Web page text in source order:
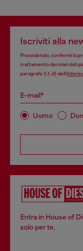
Iscriviti alla
Procedendo, confermi la
trattamento dei miei dati
paragrafo 3.1, d) dell’
E-mail*
Uomo
Entra in House of
solo per te.